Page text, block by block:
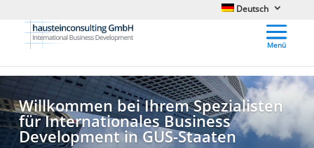
Deutsch
Willkommen bei Ihrem Spezialisten
für Internationales Business
Development in GUS-Staaten